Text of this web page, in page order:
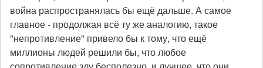
война распространялась бы ещё дальше. А самое
главное - продолжая всё ту же аналогию, такое
"непротивление" привело бы к тому, что ещё
миллионы людей решили бы, что любое